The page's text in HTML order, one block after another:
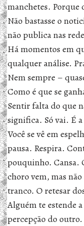
manchetes. Porque
Não bastasse o
não publica nas
Há momentos em
qualquer análise.
Nem sempre –
Como é que se
Sentir falta do que
significa. Só vai. É
Você se vê em
pausa. Respira.
pouquinho. Cansa.
choro vem, mas
tranco. O retesar
Alguém te estende
percepção do